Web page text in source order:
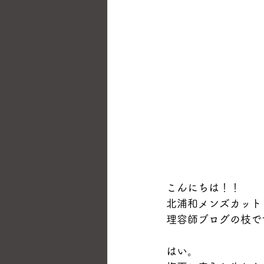
こんにちは！！
北浦和メンズカット
理容師ブログの枝で
はい。